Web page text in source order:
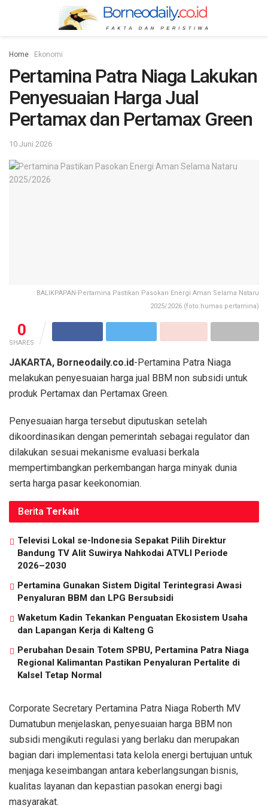
Home Ekonomi
Pertamina Patra Niaga Lakukan
Penyesuaian Harga Jual
Pertamax dan Pertamax Green
10 Juni 2026
BALIKPAPAN-Pertamina Pastikan Pasokan Energi Aman Selama Nataru
2025/2026.(foto:humas pertamina)
0
SHARES
JAKARTA, Borneodaily.co.id-Pertamina Patra Niaga
melakukan penyesuaian harga jual BBM non subsidi untuk
produk Pertamax dan Pertamax Green.
Penyesuaian harga tersebut diputuskan setelah
dikoordinasikan dengan pemerintah sebagai regulator dan
dilakukan sesuai mekanisme evaluasi berkala
mempertimbangkan perkembangan harga minyak dunia
serta harga pasar keekonomian.
Berita Terkait
Televisi Lokal se-Indonesia Sepakat Pilih Direktur
Bandung TV Alit Suwirya Nahkodai ATVLI Periode
2026–2030
Pertamina Gunakan Sistem Digital Terintegrasi Awasi
Penyaluran BBM dan LPG Bersubsidi
Waketum Kadin Tekankan Penguatan Ekosistem Usaha
dan Lapangan Kerja di Kalteng G
Perubahan Desain Totem SPBU, Pertamina Patra Niaga
Regional Kalimantan Pastikan Penyaluran Pertalite di
Kalsel Tetap Normal
Corporate Secretary Pertamina Patra Niaga Roberth MV
Dumatubun menjelaskan, penyesuaian harga BBM non
subsidi mengikuti regulasi yang berlaku dan merupakan
bagian dari implementasi tata kelola energi bertujuan untuk
menjaga keseimbangan antara keberlangsungan bisnis,
kualitas layanan dan kepastian pasokan energi bagi
masyarakat.